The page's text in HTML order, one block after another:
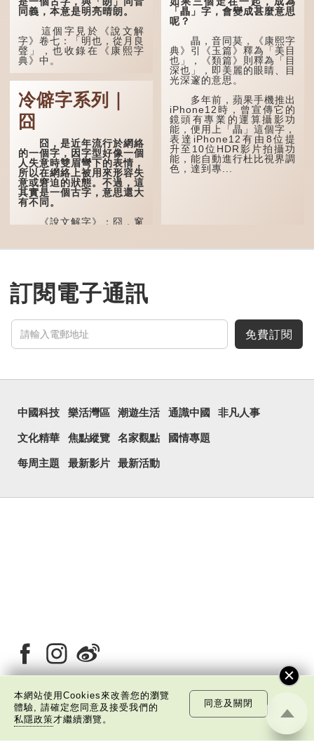
同義，本意是明亮晴朗。
這個字見於《說文解
字》卷七：「明也，從月良
聲」，也收錄在《康熙字
典》中。
這個字，用法頗多。
「朤朤乾坤，捨我其
誰。」乾坤是《周易》中的
兩個卦名，這裏指天地、宇
宙等，形容政治清明，天下
太平！
「天空朤朤，任鳥兒高
飛。」也是指天清氣明，鳥
兒可高飛。
「朤朤脆脆」就是形容
辦事爽快乾脆。我們熟...
冷僻字系列｜
囧
囧，是近年流行於網絡
的一個字，因字型好像一個
人失意時雙眉彎下的表情，
所以在網絡上被用來形容失
意或窘迫的狀態。不過，這
其實是一個古字，意思還大
有不同。
《說文解字》：囧，窻
一樣都是「窗」的象形字。
種黍。
這個古字十分少用，直
行表情符號，這個字也被網
民當做表情符號來用。
囧字的「八」像一對委
「瞐」字，會變成甚麼意思
呢？
瞐，音同莫，《康熙字
典》引《玉篇》釋為「美目
也」，《類篇》則釋為「目
深也」，即美麗的眼睛、目
光深邃的意思。
多年前，蘋果手機推出
iPhone12時，曾宣傳它的
鏡頭有專業的運算攝影功
能，便用上「瞐」這個字，
表達iPhone12有由8位提
升至10位HDR影片拍攝功
能，能自動進行杜比視界調
色，達到專...
訂閱電子通訊
免費訂閱
中國科技 樂活灣區 潮遊生活 通識中國 非凡人事
文化精華 焦點縱覽 名家觀點 國情專題
每周主題 最新影片 最新活動
關於我們 版權告示 私隱政策聲明 免責聲明
本網站使用Cookies來改善您的瀏覽
體驗, 請確定您同意及接受我們的
私隱政策才繼續瀏覽。
同意及關閉